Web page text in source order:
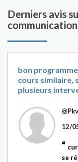
Derniers avis
bon
cours similaire,
plusieurs
12/
se